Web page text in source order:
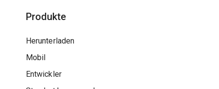
Produkte
Herunterladen
Mobil
Entwickler